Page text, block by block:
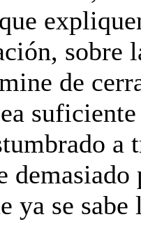
sobre
de
a
ya se